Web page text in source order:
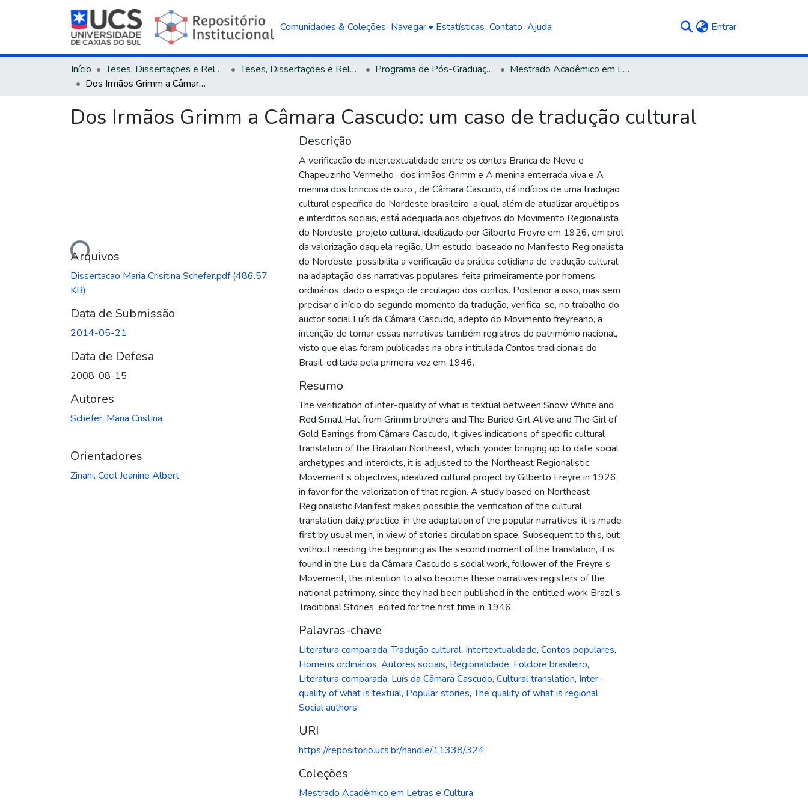
Comunidades & Coleções Navegar Estatísticas Contato Ajuda Entrar(current)
Início Teses, Dissertações e Relatórios Teses, Dissertações e Relatórios defendidos na UCS Programa de Pós-Graduação em Letras
Mestrado Acadêmico em Letras e Cultura
Dos Irmãos Grimm a Câmara Cascudo: um caso de tradução cultural
Dos Irmãos Grimm a Câmara Cascudo: um caso de tradução cultural
Carregando...
Arquivos
Dissertacao Maria Crisitina Schefer.pdf(486.57
KB)
Data de Submissão
2014-05-21
Data de Defesa
2008-08-15
Autores
Schefer, Maria Cristina
Orientadores
Zinani, Cecil Jeanine Albert
Descrição
A verificação de intertextualidade entre os contos Branca de Neve e
Chapeuzinho Vermelho , dos irmãos Grimm e A menina enterrada viva e A
menina dos brincos de ouro , de Câmara Cascudo, dá indícios de uma tradução
cultural específica do Nordeste brasileiro, a qual, além de atualizar arquétipos
e interditos sociais, está adequada aos objetivos do Movimento Regionalista
do Nordeste, projeto cultural idealizado por Gilberto Freyre em 1926, em prol
da valorização daquela região. Um estudo, baseado no Manifesto Regionalista
do Nordeste, possibilita a verificação da prática cotidiana de tradução cultural,
na adaptação das narrativas populares, feita primeiramente por homens
ordinários, dado o espaço de circulação dos contos. Posterior a isso, mas sem
precisar o início do segundo momento da tradução, verifica-se, no trabalho do
auctor social Luís da Câmara Cascudo, adepto do Movimento freyreano, a
intenção de tornar essas narrativas também registros do patrimônio nacional,
visto que elas foram publicadas na obra intitulada Contos tradicionais do
Brasil, editada pela primeira vez em 1946.
Resumo
The verification of inter-quality of what is textual between Snow White and
Red Small Hat from Grimm brothers and The Buried Girl Alive and The Girl of
Gold Earrings from Câmara Cascudo, it gives indications of specific cultural
translation of the Brazilian Northeast, which, yonder bringing up to date social
archetypes and interdicts, it is adjusted to the Northeast Regionalistic
Movement s objectives, idealized cultural project by Gilberto Freyre in 1926,
in favor for the valorization of that region. A study based on Northeast
Regionalistic Manifest makes possible the verification of the cultural
translation daily practice, in the adaptation of the popular narratives, it is made
first by usual men, in view of stories circulation space. Subsequent to this, but
without needing the beginning as the second moment of the translation, it is
found in the Luis da Câmara Cascudo s social work, follower of the Freyre s
Movement, the intention to also become these narratives registers of the
national patrimony, since they had been published in the entitled work Brazil s
Traditional Stories, edited for the first time in 1946.
Palavras-chave
Literatura comparada,Tradução cultural, Intertextualidade, Contos populares,
Homens ordinários, Autores sociais, Regionalidade, Folclore brasileiro,
Literatura comparada, Luís da Câmara Cascudo, Cultural translation, Inter-
quality of what is textual, Popular stories,The quality of what is regional,
Social authors
URI
https://repositorio.ucs.br/handle/11338/324
Coleções
Mestrado Acadêmico em Letras e Cultura